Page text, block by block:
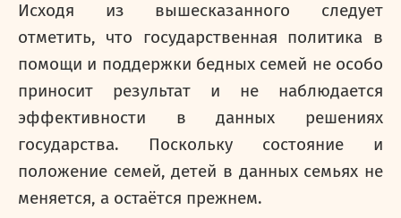
Исходя из вышесказанного следует
отметить, что государственная политика в
помощи и поддержки бедных семей не особо
приносит результат и не наблюдается
эффективности в данных решениях
государства. Поскольку состояние и
положение семей, детей в данных семьях не
меняется, а остаётся прежнем.